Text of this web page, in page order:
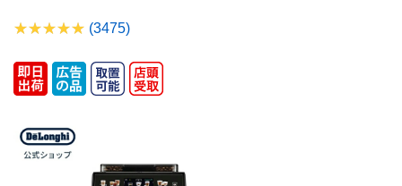
(3475)